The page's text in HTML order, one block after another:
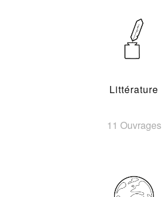
Littérature
11 Ouvrages